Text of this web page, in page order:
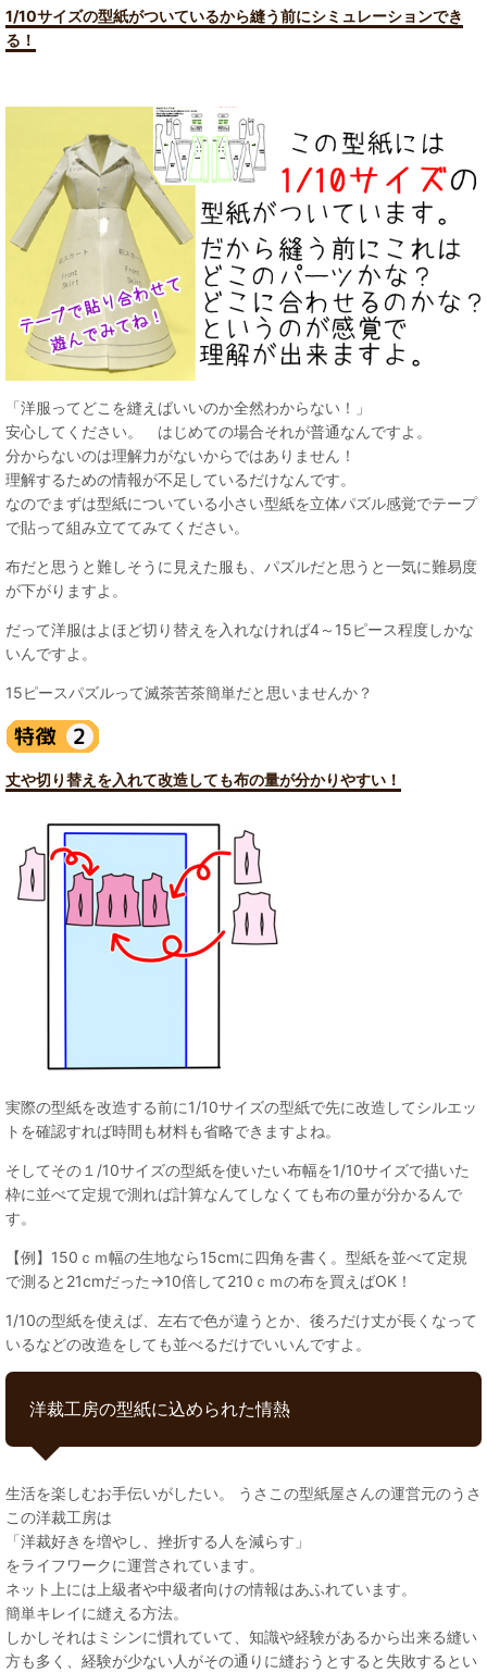
1/10サイズの型紙がついているから縫う前にシミュレーションでき
る！
「洋服ってどこを縫えばいいのか全然わからない！」
安心してください。 はじめての場合それが普通なんですよ。
分からないのは理解力がないからではありません！
理解するための情報が不足しているだけなんです。
なのでまずは型紙についている小さい型紙を立体パズル感覚でテープ
で貼って組み立ててみてください。
布だと思うと難しそうに見えた服も、パズルだと思うと一気に難易度
が下がりますよ。
だって洋服はよほど切り替えを入れなければ4～15ピース程度しかな
いんですよ。
15ピースパズルって滅茶苦茶簡単だと思いませんか？
丈や切り替えを入れて改造しても布の量が分かりやすい！
実際の型紙を改造する前に1/10サイズの型紙で先に改造してシルエッ
トを確認すれば時間も材料も省略できますよね。
そしてその１/10サイズの型紙を使いたい布幅を1/10サイズで描いた
枠に並べて定規で測れば計算なんてしなくても布の量が分かるんで
す。
【例】150ｃｍ幅の生地なら15cmに四角を書く。型紙を並べて定規
で測ると21cmだった→10倍して210ｃｍの布を買えばOK！
1/10の型紙を使えば、左右で色が違うとか、後ろだけ丈が長くなって
いるなどの改造をしても並べるだけでいいんですよ。
洋裁工房の型紙に込められた情熱
生活を楽しむお手伝いがしたい。 うさこの型紙屋さんの運営元のうさ
この洋裁工房は
「洋裁好きを増やし、挫折する人を減らす」
をライフワークに運営されています。
ネット上には上級者や中級者向けの情報はあふれています。
簡単キレイに縫える方法。
しかしそれはミシンに慣れていて、知識や経験があるから出来る縫い
方も多く、経験が少ない人がその通りに縫おうとすると失敗するとい